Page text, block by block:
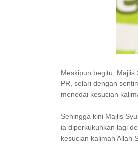
Meskipun begitu, Majlis
PR, selari dengan
menodai kesucian
Sehingga kini Majlis
ia diperkukuhkan lagi
kesucian kalimah Allah